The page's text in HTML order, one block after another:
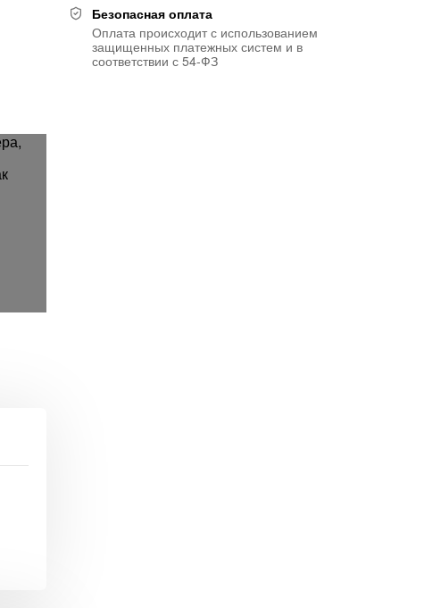
Безопасная оплата
Оплата происходит с использованием
защищенных платежных систем и в
соответствии с 54-ФЗ